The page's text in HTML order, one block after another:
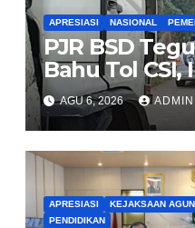
APRESIASI NASIONAL
PJR BSD
Bahu Tol CSI,
Pengendara
AGU 6, 2026 ADMIN
APRESIASI KEJAKSAAN
PENDIDIKAN